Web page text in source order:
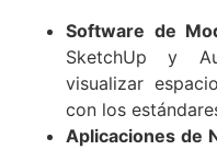
Software de
SketchUp y
visualizar
con los
Aplicaciones de